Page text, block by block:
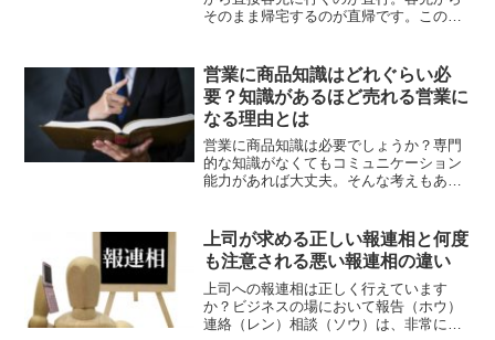
そのまま帰宅するのが直帰です。この営
りも直帰型をおすすめするのか？３つの
理由を解説します。
営業に商品知識はどれぐらい必
要？知識があるほど売れる営業に
なる理由とは
営業に商品知識は必要でしょうか？専門
的な知識がなくてもコミュニケーション
能力があれば大丈夫。そんな考えもあり
す。知識があるほど売れる営業になる理
由を解説していきます。
上司が求める正しい報連相と何度
も注意される悪い報連相の違い
上司への報連相は正しく行えています
か？ビジネスの場において報告（ホウ）
連絡（レン）相談（ソウ）は、非常に重